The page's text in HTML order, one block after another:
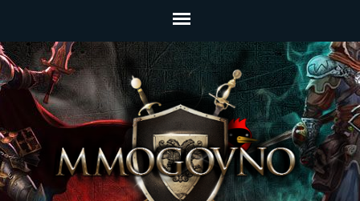
Главное
меню
Jump to navigation